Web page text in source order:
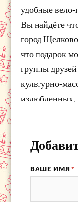
удобные
Вы найдёте
город
что подарок
группы друзей
культурно-
излюбленных,
ВАШЕ ИМЯ *